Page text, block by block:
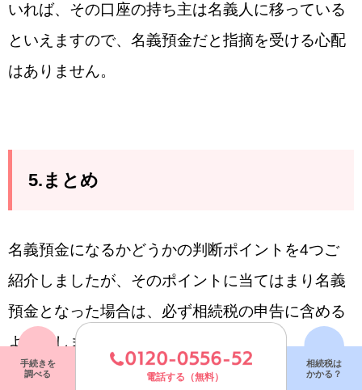
いれば、その口座の持ち主は名義人に移っている
といえますので、名義預金だと指摘を受ける心配
はありません。
5.まとめ
名義預金になるかどうかの判断ポイントを4つご
紹介しましたが、そのポイントに当てはまり名義
預金となった場合は、必ず相続税の申告に含める
ようにしましょう。
手続きを
調べる
電話する（無料）
相続税は
かかる？